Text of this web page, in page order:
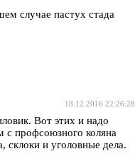
случае пастух стада
18.12.2016 22:26:28
Вот этих и надо
с профсоюзного коляна
и уголовные дела.